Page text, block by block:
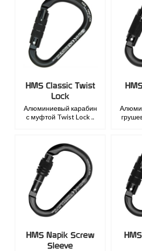
HMS Classic Twist
Lock
Алюминиевый карабин
с муфтой Twist Lock ..
HMS Napik Screw
Sleeve